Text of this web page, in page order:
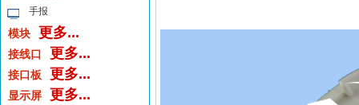
手报
模块 更多...
接线口 更多...
接口板 更多...
显示屏 更多...